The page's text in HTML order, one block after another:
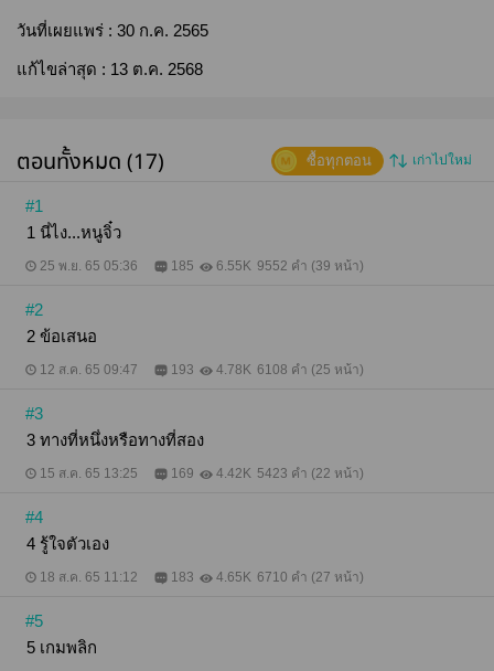
วันที่เผยแพร่ : 30 ก.ค. 2565
แก้ไขล่าสุด : 13 ต.ค. 2568
ตอนทั้งหมด (17) เก่าไปใหม่
ซื้อทุกตอน
#1
1 นี่ไง...หนูจิ๋ว
25 พ.ย. 65 05:36 185 6.55K 9552 คำ (39 หน้า)
#2
2 ข้อเสนอ
12 ส.ค. 65 09:47 193 4.78K 6108 คำ (25 หน้า)
#3
3 ทางที่หนึ่งหรือทางที่สอง
15 ส.ค. 65 13:25 169 4.42K 5423 คำ (22 หน้า)
#4
4 รู้ใจตัวเอง
18 ส.ค. 65 11:12 183 4.65K 6710 คำ (27 หน้า)
#5
5 เกมพลิก